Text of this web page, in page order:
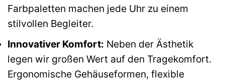
Farbpaletten machen jede Uhr zu einem
stilvollen Begleiter.
Innovativer Komfort: Neben der Ästhetik
legen wir großen Wert auf den Tragekomfort.
Ergonomische Gehäuseformen, flexible